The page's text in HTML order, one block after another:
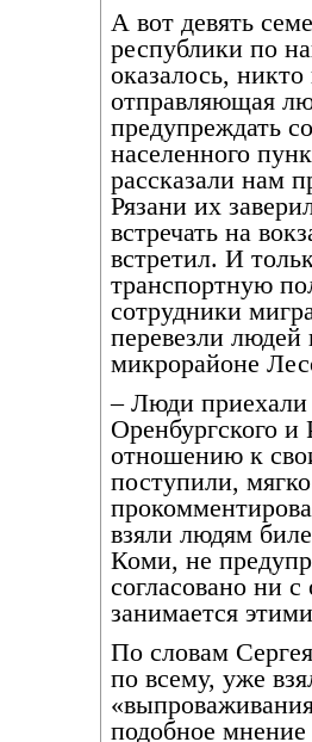
А вот девять
республики по
оказалось,
отправляющая
предупреждать
населенного
рассказали нам
Рязани их
встречать на
встретил. И
транспортную
сотрудники
перевезли
микрорайоне
– Люди
Оренбургского
отношению к
поступили,
взяли людям
Коми, не
согласовано ни
занимается
По словам
по всему, уже
подобное